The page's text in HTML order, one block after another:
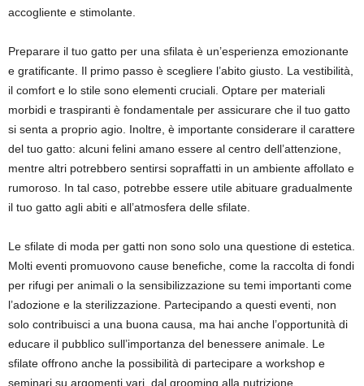
accogliente e stimolante.
Preparare il tuo gatto per una sfilata è un’esperienza emozionante
e gratificante. Il primo passo è scegliere l’abito giusto. La vestibilità,
il comfort e lo stile sono elementi cruciali. Optare per materiali
morbidi e traspiranti è fondamentale per assicurare che il tuo gatto
si senta a proprio agio. Inoltre, è importante considerare il carattere
del tuo gatto: alcuni felini amano essere al centro dell’attenzione,
mentre altri potrebbero sentirsi sopraffatti in un ambiente affollato e
rumoroso. In tal caso, potrebbe essere utile abituare gradualmente
il tuo gatto agli abiti e all’atmosfera delle sfilate.
Le sfilate di moda per gatti non sono solo una questione di estetica.
Molti eventi promuovono cause benefiche, come la raccolta di fondi
per rifugi per animali o la sensibilizzazione su temi importanti come
l’adozione e la sterilizzazione. Partecipando a questi eventi, non
solo contribuisci a una buona causa, ma hai anche l’opportunità di
educare il pubblico sull’importanza del benessere animale. Le
sfilate offrono anche la possibilità di partecipare a workshop e
seminari su argomenti vari, dal grooming alla nutrizione,